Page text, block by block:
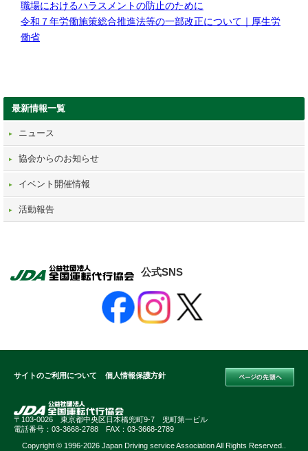
職場におけるハラスメントの防止のために
令和７年労働施策総合推進法等の一部改正について｜厚生労
働省
最新情報一覧
ニュース
協会からのお知らせ
イベント開催情報
活動報告
公式SNS
サイトのご利用について 個人情報保護方針
〒103-0026 東京都中央区日本橋兜町9-7 兜町第一ビル
電話番号：03-3668-2788 FAX：03-3668-2789
Copyright © 1996-2026 Japan Driving service Association All Rights Reserved..